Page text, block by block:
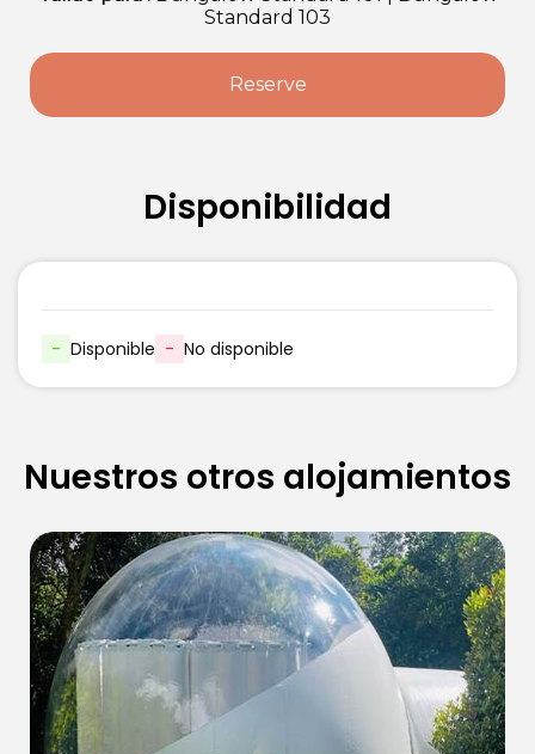
Standard 103
Reserve
Disponibilidad
- Disponible - No disponible
Nuestros otros alojamientos